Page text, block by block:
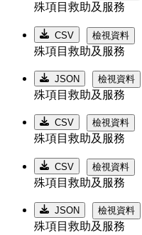
殊項目救助及服務
CSV 檢視資料
殊項目救助及服務
JSON 檢視資料
殊項目救助及服務
CSV 檢視資料
殊項目救助及服務
CSV 檢視資料
殊項目救助及服務
JSON 檢視資料
殊項目救助及服務